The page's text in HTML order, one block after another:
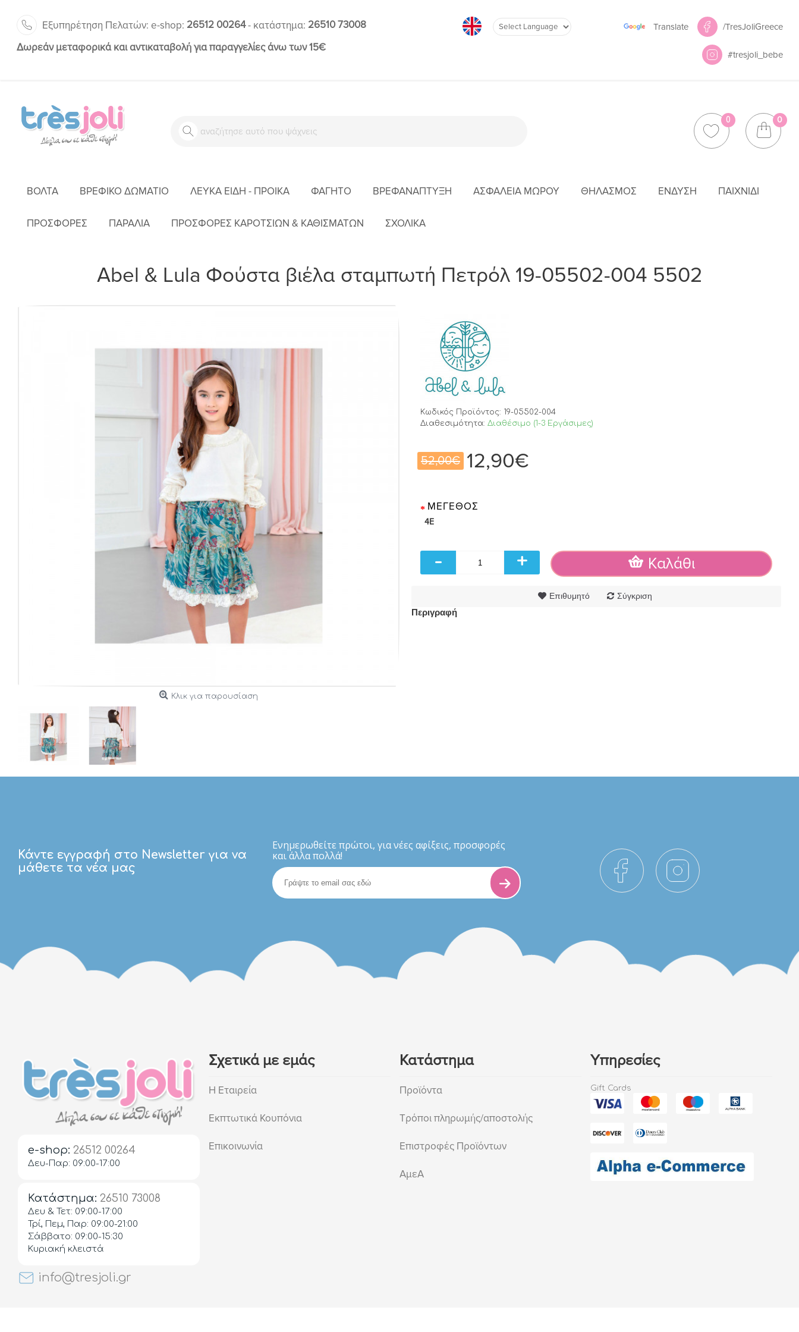
Εξυπηρέτηση Πελατών: e-shop: 26512 00264- κατάστημα: 26510 73008
Δωρεάν μεταφορικά και αντικαταβολή για παραγγελίες άνω των 15€
Translate /TresJoliGreece
#tresjoli_bebe
0 0
ΒΌΛΤΑ ΒΡΕΦΙΚΌ ΔΩΜΆΤΙΟ ΛΕΥΚΆ ΕΊΔΗ - ΠΡΟΊΚΑ ΦΑΓΗΤΌ ΒΡΕΦΑΝΆΠΤΥΞΗ ΑΣΦΆΛΕΙΑ ΜΩΡΟΎ ΘΗΛΑΣΜΌΣ ΈΝΔΥΣΗ ΠΑΙΧΝΊΔΙ
ΠΡΟΣΦΟΡΕΣ ΠΑΡΑΛΙΑ ΠΡΟΣΦΟΡΕΣ ΚΑΡΟΤΣΙΩΝ & ΚΑΘΙΣΜΑΤΩΝ ΣΧΟΛΙΚΑ
Abel & Lula Φούστα βιέλα σταμπωτή Πετρόλ 19-05502-004 5502
Κλικ για παρουσίαση
Κωδικός Προϊόντος: 19-05502-004
Διαθεσιμότητα: Διαθέσιμο (1-3 Εργάσιμες)
52,00€ 12,90€
ΜΈΓΕΘΟΣ
4E
- + Καλάθι
Επιθυμητό Σύγκριση
Περιγραφή
Κάντε εγγραφή στο Newsletter για να
μάθετε τα νέα μας
Eνημερωθείτε πρώτοι, για νέες αφίξεις, προσφορές
και άλλα πολλά!
e-shop: 26512 00264
Δευ-Παρ: 09:00-17:00
Κατάστημα: 26510 73008
Δευ & Τετ: 09:00-17:00
Τρί, Πεμ, Παρ: 09:00-21:00
Σάββατο: 09:00-15:30
Κυριακή κλειστά
info@tresjoli.gr
Σχετικά με εμάς
Η Εταιρεία
Εκπτωτικά Κουπόνια
Επικοινωνία
Κατάστημα
Προϊόντα
Τρόποι πληρωμής/αποστολής
Επιστροφές Προϊόντων
ΑμεΑ
Υπηρεσίες
Gift Cards